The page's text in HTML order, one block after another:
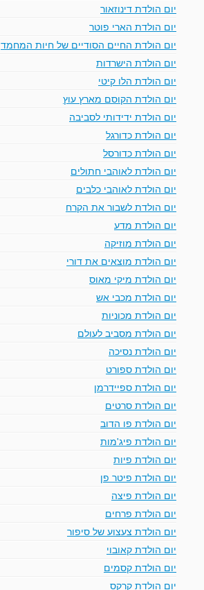
יום הולדת דינוזאור
יום הולדת הארי פוטר
יום הולדת החיים הסודיים של חיות המחמד
יום הולדת הישרדות
יום הולדת הלו קיטי
יום הולדת הקוסם מארץ עוץ
יום הולדת ידידותי לסביבה
יום הולדת כדורגל
יום הולדת כדורסל
יום הולדת לאוהבי חתולים
יום הולדת לאוהבי כלבים
יום הולדת לשבור את הקרח
יום הולדת מדע
יום הולדת מוזיקה
יום הולדת מוצאים את דורי
יום הולדת מיקי מאוס
יום הולדת מכבי אש
יום הולדת מכוניות
יום הולדת מסביב לעולם
יום הולדת נסיכה
יום הולדת ספורט
יום הולדת ספיידרמן
יום הולדת סרטים
יום הולדת פו הדוב
יום הולדת פיג'מות
יום הולדת פיות
יום הולדת פיטר פן
יום הולדת פיצה
יום הולדת פרחים
יום הולדת צעצוע של סיפור
יום הולדת קאובוי
יום הולדת קסמים
יום הולדת קרקס